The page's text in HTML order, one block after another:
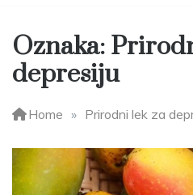
Oznaka:
depresiju
Home » Prirodni lek za